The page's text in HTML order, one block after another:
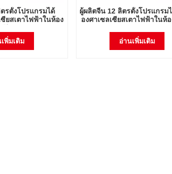
รตั้งโปรแกรมได้
ซียสเตาไฟฟ้าในห้อง
พิ่มเติม
ผู้ผลิตจีน 12 ลิตรตั้งโปรแกรม
องศาเซลเซียสเตาไฟฟ้าในห้
อ่านเพิ่มเติม